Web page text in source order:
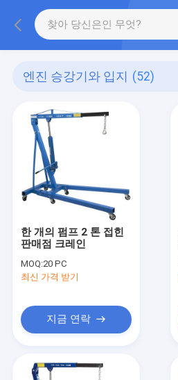
엔진 승강기와 입지 (52)
한 개의 펌프 2 톤 접힌
판매점 크레인
MOQ:20 PC
최신 가격 받기
지금 연락